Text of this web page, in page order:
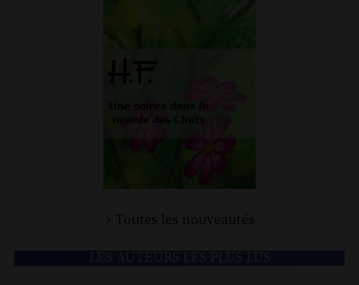
> Toutes les nouveautés